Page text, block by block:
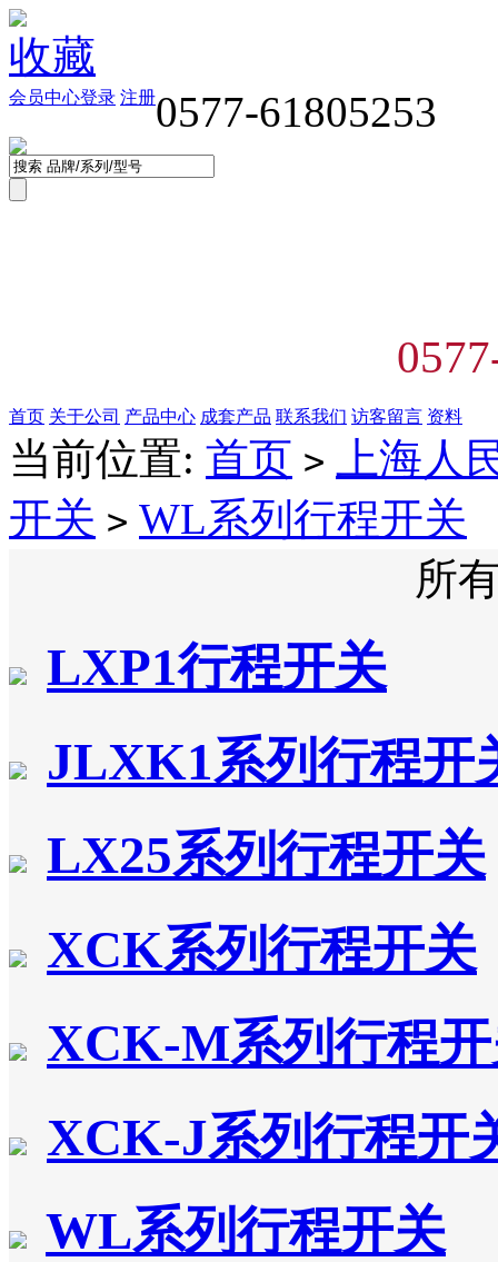
收藏
0577-61805253
登录 注册
会员中心
首页 关于公司 产品中心 成套产品 联系我们 访客留言 资料
当前位置: 首页 >
上海人
开关 > WL系列行程开关
所
LXP1行程开关
JLXK1系列行程开
LX25系列行程开关
XCK系列行程开关
XCK-M系列行程
XCK-J系列行程开
WL系列行程开关